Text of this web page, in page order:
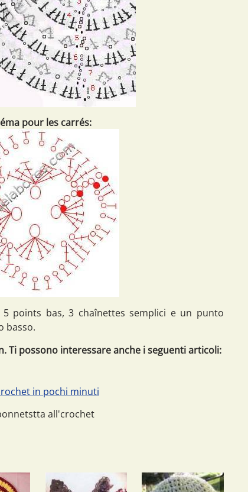
pour les carrés:
points bas, 3 chaînettes semplici e un punto
basso.
Ti possono interessare anche i seguenti articoli:
in pochi minuti
all'crochet